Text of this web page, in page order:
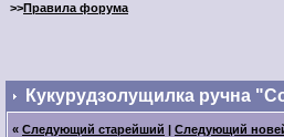
>>Правила форума
Кукурудзолущилка ручна
« Следующий старейший | Следующий